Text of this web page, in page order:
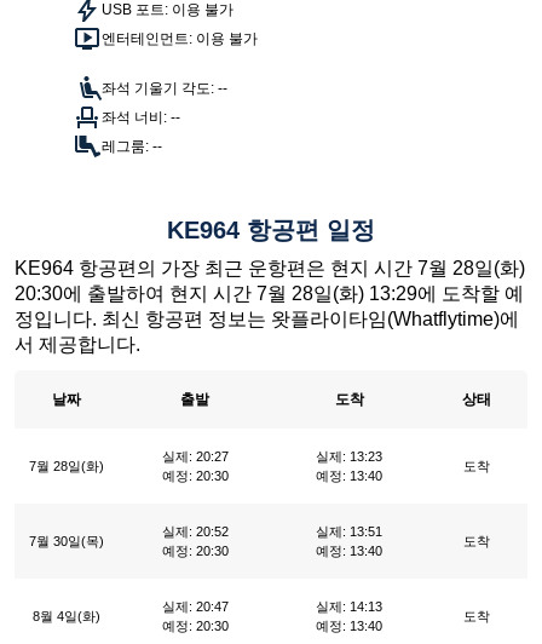
USB 포트: 이용 불가
엔터테인먼트: 이용 불가
좌석 기울기 각도: --
좌석 너비: --
레그룸: --
KE964 항공편 일정
KE964 항공편의 가장 최근 운항편은 현지 시간 7월 28일(화)
20:30에 출발하여 현지 시간 7월 28일(화) 13:29에 도착할 예
정입니다. 최신 항공편 정보는 왓플라이타임(Whatflytime)에
서 제공합니다.
날짜 출발 도착 상태
7월 28일(화)
실제: 20:27
예정: 20:30
실제: 13:23
예정: 13:40
도착
7월 30일(목)
실제: 20:52
예정: 20:30
실제: 13:51
예정: 13:40
도착
8월 4일(화)
실제: 20:47
예정: 20:30
실제: 14:13
예정: 13:40
도착